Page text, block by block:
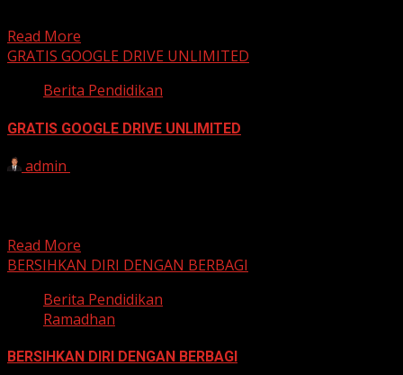
Read More
GRATIS GOOGLE DRIVE UNLIMITED
Berita Pendidikan
GRATIS GOOGLE DRIVE UNLIMITED
admin
Read More
BERSIHKAN DIRI DENGAN BERBAGI
Berita Pendidikan
Ramadhan
BERSIHKAN DIRI DENGAN BERBAGI